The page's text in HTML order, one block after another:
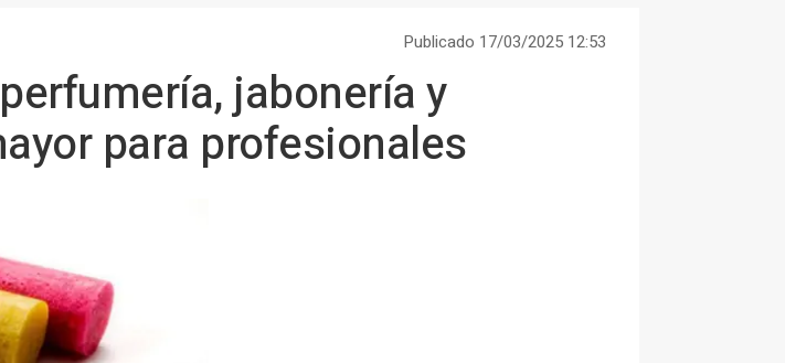
Publicado 17/03/2025 12:53
jabonería y
para profesionales